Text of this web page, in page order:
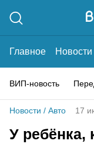
Главное Новости
ВИП-новость
Новости / Авто 17
У ребёнка,